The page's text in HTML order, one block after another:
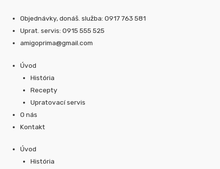
obsah
Objednávky, donáš. služba: 0917 763 581
Uprat. servis: 0915 555 525
amigoprima@gmail.com
Úvod
História
Recepty
Upratovací servis
O nás
Kontakt
Úvod
História